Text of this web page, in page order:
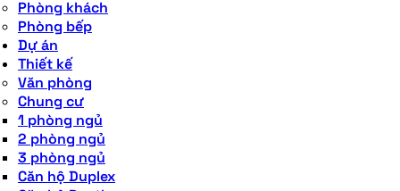
Phòng khách
Phòng bếp
Dự án
Thiết kế
Văn phòng
Chung cư
1 phòng ngủ
2 phòng ngủ
3 phòng ngủ
Căn hộ Duplex